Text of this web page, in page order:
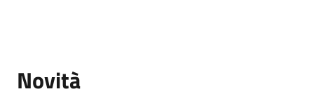
Novità